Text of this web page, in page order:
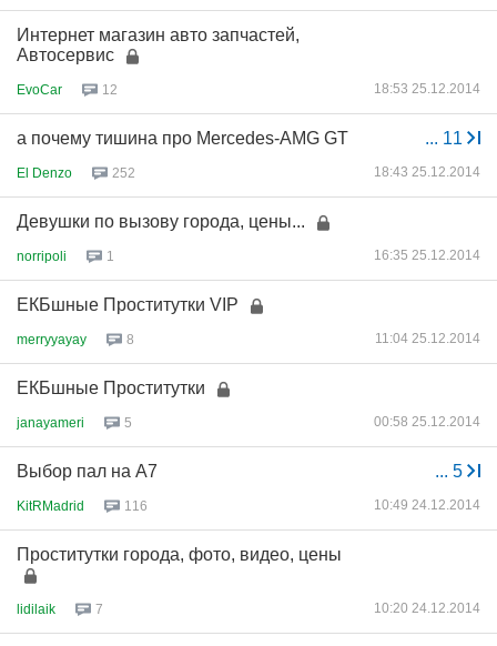
Интернет магазин авто запчастей,
Автосервис
EvoCar 12 18:53 25.12.2014
... 11
а почему тишина про Mercedes-AMG GT
El Denzo 252 18:43 25.12.2014
Девушки по вызову города, цены...
norripoli 1 16:35 25.12.2014
ЕКБшные Прocтитyтки VIP
merryyayay 8 11:04 25.12.2014
ЕКБшные Прocтитyтки
janayameri 5 00:58 25.12.2014
... 5
Выбор пал на А7
KitRMadrid 116 10:49 24.12.2014
Прocтитутки городa, фото, видео, цены
lidilaik 7 10:20 24.12.2014